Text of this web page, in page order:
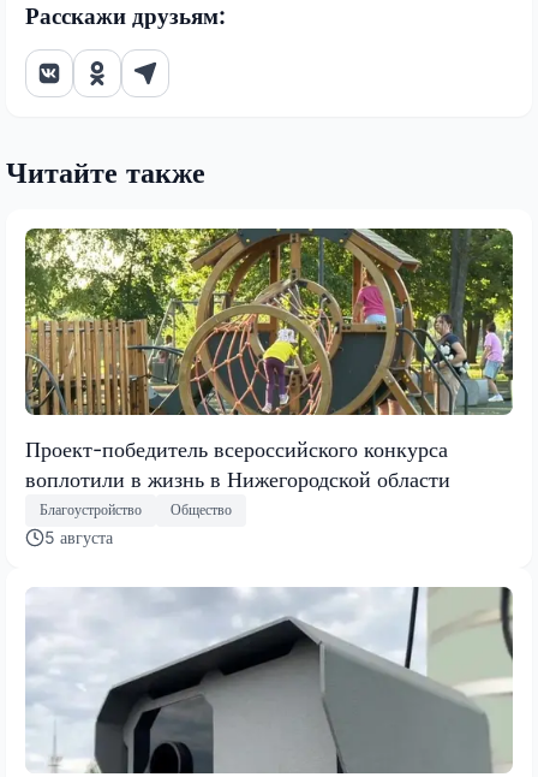
Расскажи друзьям:
Читайте также
Проект-победитель всероссийского конкурса
воплотили в жизнь в Нижегородской области
Благоустройство Общество
5 августа